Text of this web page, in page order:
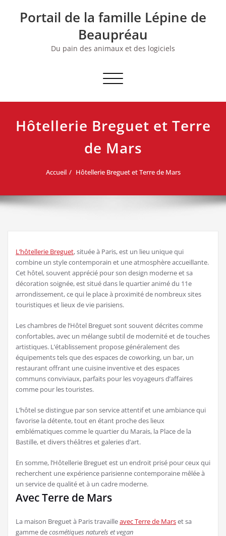
Portail de la famille Lépine de
Beaupréau
Du pain des animaux et des logiciels
Afficher/masquer la navigation
Hôtellerie Breguet et Terre
de Mars
Accueil Hôtellerie Breguet et Terre de Mars
L’hôtellerie Breguet, située à Paris, est un lieu unique qui
combine un style contemporain et une atmosphère accueillante.
Cet hôtel, souvent apprécié pour son design moderne et sa
décoration soignée, est situé dans le quartier animé du 11e
arrondissement, ce qui le place à proximité de nombreux sites
touristiques et lieux de vie parisiens.
Les chambres de l’Hôtel Breguet sont souvent décrites comme
confortables, avec un mélange subtil de modernité et de touches
artistiques. L’établissement propose généralement des
équipements tels que des espaces de coworking, un bar, un
restaurant offrant une cuisine inventive et des espaces
communs conviviaux, parfaits pour les voyageurs d’affaires
comme pour les touristes.
L’hôtel se distingue par son service attentif et une ambiance qui
favorise la détente, tout en étant proche des lieux
emblématiques comme le quartier du Marais, la Place de la
Bastille, et divers théâtres et galeries d’art.
En somme, l’Hôtellerie Breguet est un endroit prisé pour ceux qui
recherchent une expérience parisienne contemporaine mêlée à
un service de qualité et à un cadre moderne.
Avec Terre de Mars
La maison Breguet à Paris travailleavec Terre de Marset sa
gamme decosmétiques naturels et vegan